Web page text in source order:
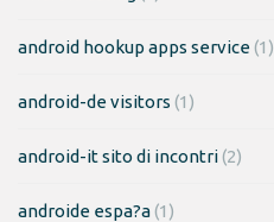
android hookup apps service(1)
android-de visitors (1)
android-it sito di incontri(2)
androide espa?a(1)